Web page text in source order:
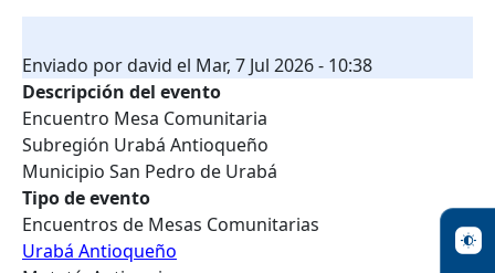
Enviado pordavid el Mar, 7 Jul 2026 - 10:38
Descripción del evento
Encuentro Mesa Comunitaria
Subregión Urabá Antioqueño
Municipio San Pedro de Urabá
Tipo de evento
Encuentros de Mesas Comunitarias
Urabá Antioqueño